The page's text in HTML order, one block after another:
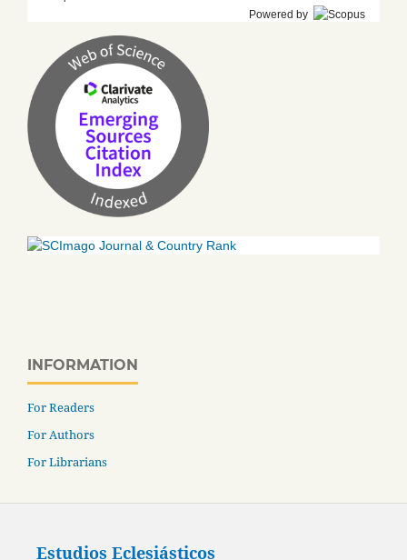
Powered by
INFORMATION
For Readers
For Authors
For Librarians
Estudios Eclesiásticos